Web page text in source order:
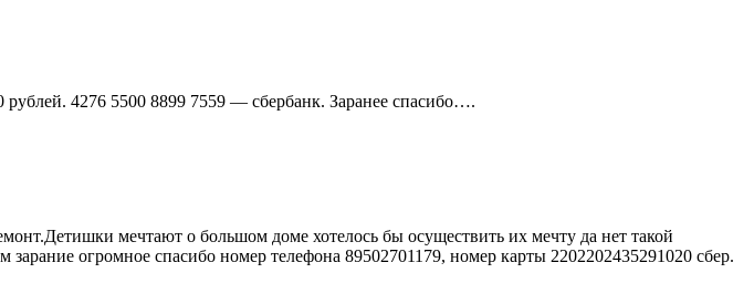
4276 5500 8899 7559 — сбербанк. Заранее спасибо….
мечтают о большом доме хотелось бы осуществить их мечту да нет такой
огромное спасибо номер телефона 89502701179, номер карты 2202202435291020 сбер.